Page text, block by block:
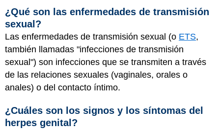
¿Qué son las enfermedades de transmisión
sexual?
Las enfermedades de transmisión sexual (o ETS,
también llamadas "infecciones de transmisión
sexual") son infecciones que se transmiten a través
de las relaciones sexuales (vaginales, orales o
anales) o del contacto íntimo.
¿Cuáles son los signos y los síntomas del
herpes genital?